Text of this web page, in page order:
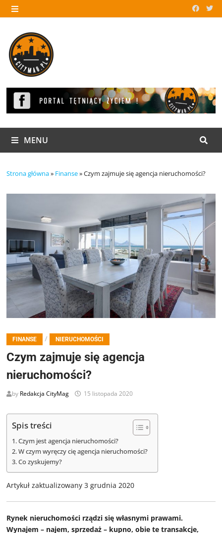
Skip
to
MENU
MENU
Strona główna» Finanse»Czym zajmuje się agencja nieruchomości?
FINANSE / NIERUCHOMOŚCI
Czym zajmuje się agencja
nieruchomości?
by Redakcja CityMag 15 listopada 2020
Spis treści
Czym jest agencja nieruchomości?
W czym wyręczy cię agencja nieruchomości?
Co zyskujemy?
Artykuł zaktualizowany 3 grudnia 2020
Rynek nieruchomości rządzi się własnymi prawami.
Wynajem – najem, sprzedaż – kupno, obie te transakcje,